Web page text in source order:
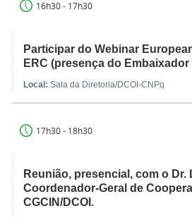
16h30 - 17h30
Participar do Webinar
ERC (presença do
Local: Sala da Diretoria/DCOI-CNPq
17h30 - 18h30
Reunião, presencial, com o Dr.
Coordenador-Geral de
CGCIN/DCOI.